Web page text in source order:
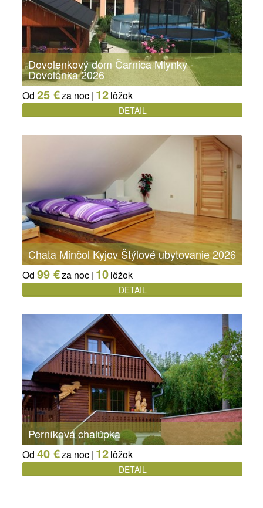
Dovolenkový dom Čarnica Mlynky -
Dovolenka 2026
Od 25 €za noc | 12lôžok
DETAIL
Chata Minčol Kyjov Štýlové ubytovanie 2026
Od 99 €za noc | 10lôžok
DETAIL
Perníková chalúpka
Od 40 €za noc | 12lôžok
DETAIL